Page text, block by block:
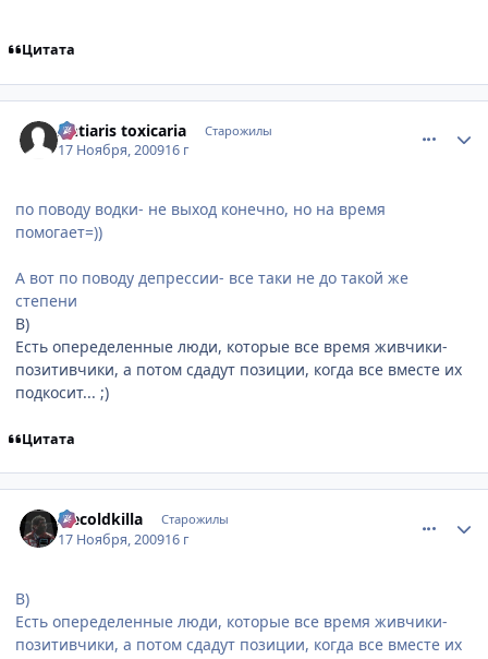
Цитата
Antiaris toxicaria Старожилы
17 Ноября, 200916 г
по поводу водки- не выход конечно, но на время
помогает=))
А вот по поводу депрессии- все таки не до такой же
степени
B)
Есть опеределенные люди, которые все время живчики-
позитивчики, а потом сдадут позиции, когда все вместе их
подкосит... ;)
Цитата
Icecoldkilla Старожилы
17 Ноября, 200916 г
B)
Есть опеределенные люди, которые все время живчики-
позитивчики, а потом сдадут позиции, когда все вместе их